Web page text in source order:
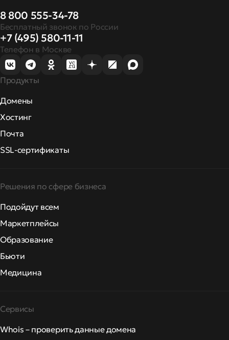
8 800 555-34-78
Бесплатный звонок по России
+7 (495) 580-11-11
Телефон в Москве
Продукты
Домены
Хостинг
Почта
SSL-сертификаты
Решения по сфере бизнеса
Подойдут всем
Маркетплейсы
Образование
Бьюти
Медицина
Сервисы
Whois – проверить данные домена